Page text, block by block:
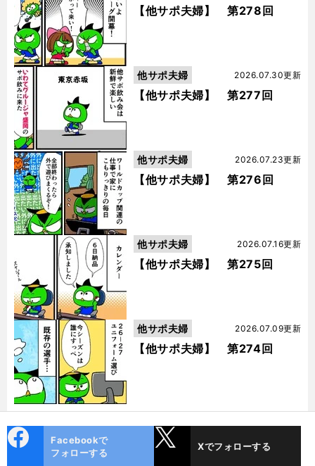
【他サポ夫婦】 第278回
【他サポ夫婦】 第277回
2026.07.30更新
他サポ夫婦
【他サポ夫婦】 第276回
2026.07.23更新
他サポ夫婦
【他サポ夫婦】 第275回
2026.07.16更新
他サポ夫婦
【他サポ夫婦】 第274回
2026.07.09更新
他サポ夫婦
ok
Facebookで
フォローする
Xでフォローする